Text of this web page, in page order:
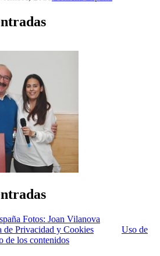
Fotos: Joan Vilanova
de Privacidad y Cookies
Uso de
de los contenidos